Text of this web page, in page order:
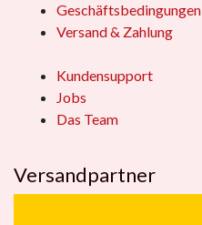
Geschäftsbedingungen
Versand & Zahlung
Kundensupport
Jobs
Das Team
Versandpartner